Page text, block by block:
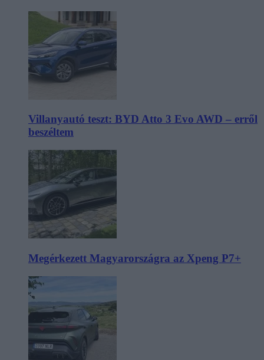
Villanyautó teszt: BYD Atto 3 Evo AWD – erről
beszéltem
Megérkezett Magyarországra az Xpeng P7+